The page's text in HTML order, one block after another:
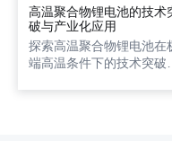
高温聚合物锂电池的技术
破与产业化应用
探索高温聚合物锂电池在
端高温条件下的技术突破及